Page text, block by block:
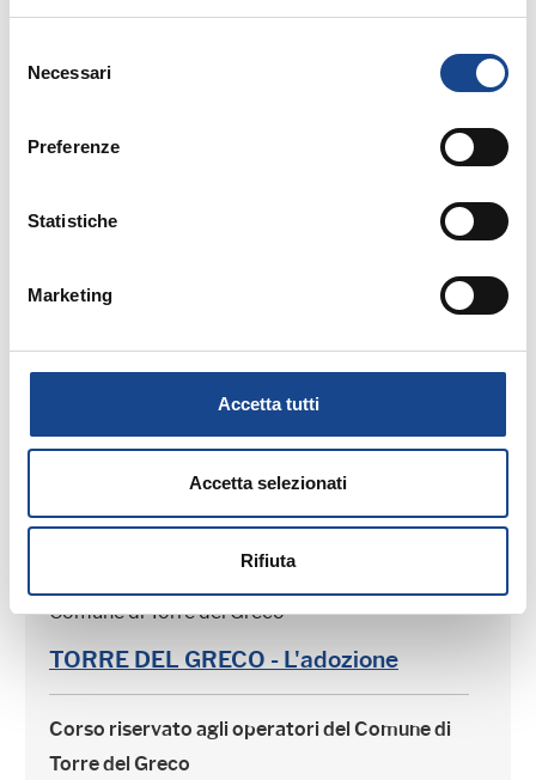
delNecessari
Preferenze
Statistiche
Marketing
Accetta tutti
Accetta selezionati
Rifiuta
Corso riservato agli operatori del Comune di
Comune di Torre del Greco
TORRE DEL GRECO - L'adozione
Corso riservato agli operatori del Comune di
Torre del Greco